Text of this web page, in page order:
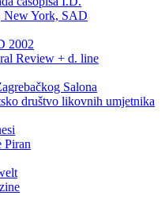
New York, SAD
2002
Review + d. line
Salona
društvo likovnih umjetnika
Piran